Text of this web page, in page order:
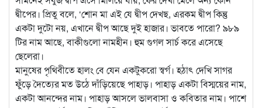
দ্বীপের। প্রিতু বলে, ‘শোন মা এই যে দ্বীপ দেখছ, এরকম দ্বীপ কিন্তু
একটা দুটো নয়, এখানে দ্বীপ আছে দুই হাজার। ভাবতে পারো? ৯৮৯
টির নাম আছে, বাকীগুলো নামহীন। হুম গুগল সার্চ করে এসেছে
ছেলেরা।
মানুষের পৃথিবীতে হালং বে যেন একটুকরো স্বর্গ। হঠাৎ দেখি সাগর
ফুঁড়ে দৈত্যের মত উঠে দাঁড়িয়েছে পাহাড়। পাহাড় একটা বিস্ময়ের নাম,
একটা আনন্দের নাম। পাহাড় আসলে ভালবাসা ও কবিতার নাম। পাশে